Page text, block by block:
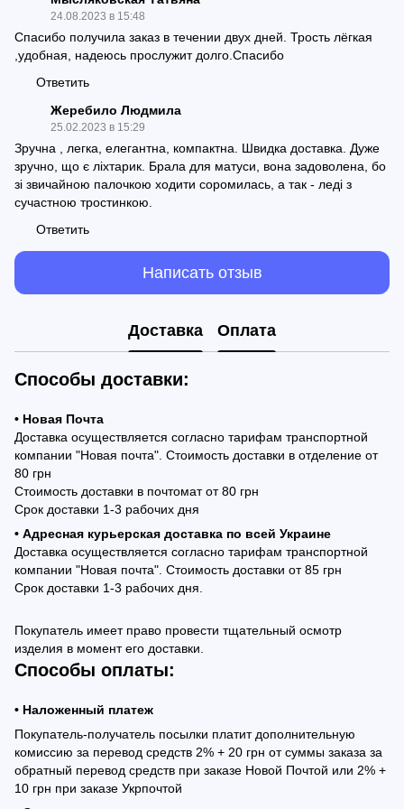
24.08.2023 в 15:48
Спасибо получила заказ в течении двух дней. Трость лёгкая
,удобная, надеюсь прослужит долго.Спасибо
Ответить
Жеребило Людмила
25.02.2023 в 15:29
Зручна , легка, елегантна, компактна. Швидка доставка. Дуже
зручно, що є ліхтарик. Брала для матуси, вона задоволена, бо
зі звичайною палочкою ходити соромилась, а так - леді з
сучастною тростинкою.
Ответить
Написать отзыв
Доставка Оплата
Способы доставки:
• Новая Почта
Доставка осуществляется согласно тарифам транспортной
компании "Новая почта". Стоимость доставки в отделение от
80 грн
Стоимость доставки в почтомат от 80 грн
Срок доставки 1-3 рабочих дня
• Адресная курьерская доставка по всей Украине
Доставка осуществляется согласно тарифам транспортной
компании "Новая почта". Стоимость доставки от 85 грн
Срок доставки 1-3 рабочих дня.
Покупатель имеет право провести тщательный осмотр
изделия в момент его доставки.
Способы оплаты:
• Наложенный платеж
Покупатель-получатель посылки платит дополнительную
комиссию за перевод средств 2% + 20 грн от суммы заказа за
обратный перевод средств при заказе Новой Почтой или 2% +
10 грн при заказе Укрпочтой